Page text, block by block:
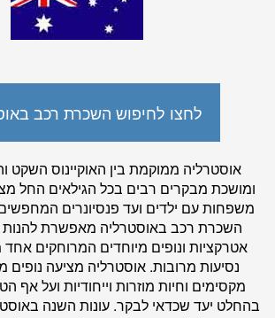
לחצו לחיפוש השכרת רכב
אוסטרליה ממוקמת בין האוקיינוס השקט
ומושכת מבקרים רבים בכל הגילאים החל
משפחות עם ילדים ועד פנסיונרים
השכרת רכב באוסטרליה מאפשרת להנות
אטרקציות ונופים מיוחדים המרוחקים אחד
נסיעות מרובות. אוסטרליה מציעה נופים
מקסימים וחיות מוזרות וייחודיות ועל אף
בהחלט יעד שכדאי לבקר. עונות השנה